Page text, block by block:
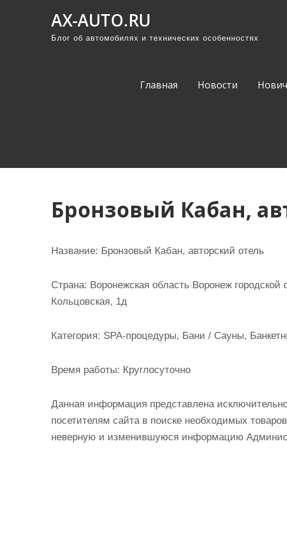
AX-AUTO.RU
Блог об автомобилях и технических особенностях
Главная Новости
Бронзовый Кабан,
Название: Бронзовый Кабан, авторский отель
Страна: Воронежская область Воронеж
Кольцовская, 1д
Категория: SPA-процедуры, Бани / Сауны,
Время работы: Круглосуточно
Данная информация представлена
посетителям сайта в поиске необходимых
неверную и изменившуюся информацию